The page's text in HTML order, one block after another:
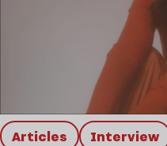
Articles interview